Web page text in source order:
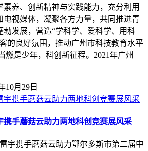
素养、创新精神与实践能力，充分利用
电视媒体，凝聚各方力量，共同推进青
勃发展，营造“学科学、爱科学、用科
的良好氛围，推动广州市科技教育水平
燃是少年，科创新征程。2021年广州
10月29日
携手蘑菇云助力两地科创竞赛展风采
宇携手蘑菇云助力鄂尔多斯市第二届中